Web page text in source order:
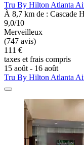
Tru By Hilton Atlanta
À 8,7 km de : Cascade
9,0/10
Merveilleux
(747 avis)
111 €
taxes et frais compris
15 août - 16 août
Tru By Hilton Atlanta